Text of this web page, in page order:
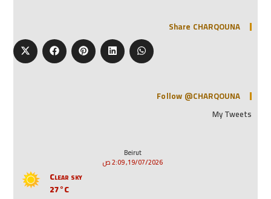
Share CHARQOUNA
Follow @CHARQOUNA
My Tweets
Beirut
19/07/2026, 2:09 ص
Clear sky
27°C